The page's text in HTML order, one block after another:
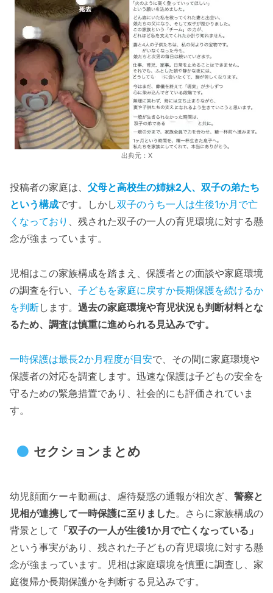
出典元：X
投稿者の家庭は、 父母と高校生の姉妹2人、双子の弟たち
という構成です。しかし双子のうち一人は生後1か月で亡
くなっており 、残された双子の一人の育児環境に対する懸
念が強まっています。
児相はこの家族構成を踏まえ、保護者との面談や家庭環境
の調査を行い、 子どもを家庭に戻すか長期保護を続けるか
を判断します。 過去の家庭環境や育児状況も判断材料とな
るため、調査は慎重に進められる見込みです。
一時保護は最長2か月程度が目安で、その間に家庭環境や
保護者の対応を調査します。迅速な保護は子どもの安全を
守るための緊急措置であり、社会的にも評価されていま
す。
セクションまとめ
幼児顔面ケーキ動画は、虐待疑惑の通報が相次ぎ、 警察と
児相が連携して一時保護に至りました。さらに家族構成の
背景として 「双子の一人が生後1か月で亡くなっている」
という事実があり、残された子どもの育児環境に対する懸
念が強まっています。児相は家庭環境を慎重に調査し、家
庭復帰か長期保護かを判断する見込みです。